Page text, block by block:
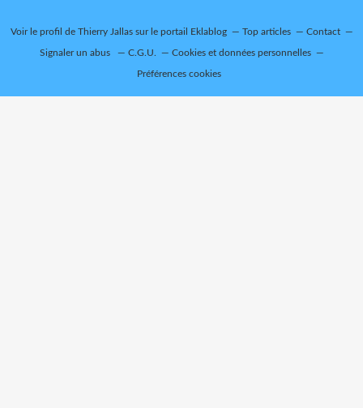
Voir le profil de Thierry Jallassur le portail Eklablog Top articles Contact
Signaler un abus C.G.U. Cookies et données personnelles
Préférences cookies